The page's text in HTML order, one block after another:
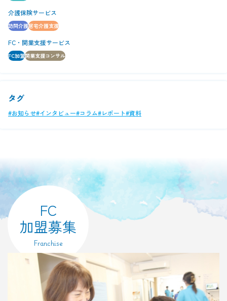
介護保険サービス
訪問介護居宅介護支援
FC・開業支援サービス
FC加盟開業支援コンサル
タグ
#お知らせ#インタビュー#コラム#レポート#資料
FC
加盟募集
Franchise